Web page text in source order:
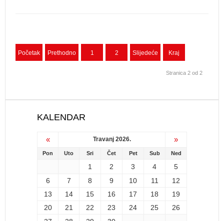
Početak Prethodno 1 2 Slijedeće Kraj
Stranica 2 od 2
KALENDAR
« Travanj 2026. »
Pon Uto Sri Čet Pet Sub Ned
1 2 3 4
5
6
7 8 9 10 11
12
13
14 15 16 17 18
19
20
21 22 23 24 25
26